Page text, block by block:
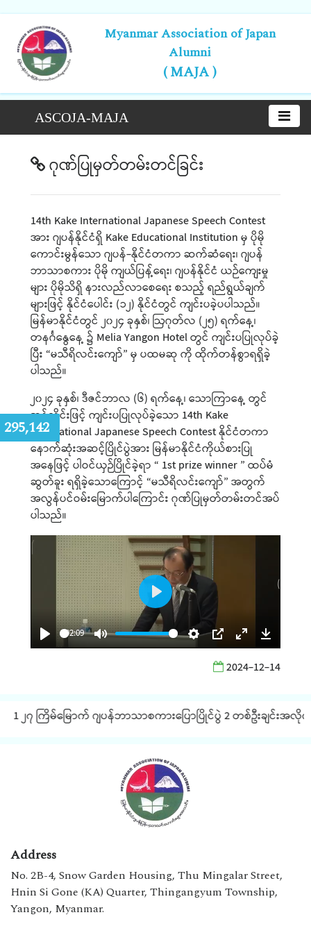
Myanmar Association of Japan
Alumni
( MAJA )
ASCOJA-MAJA
ဂုဏ်ပြုမှတ်တမ်းတင်ခြင်း
14th Kake International Japanese Speech Contest
အား ဂျပန်နိုင်ငံရှိ Kake Educational Institution မှ ပိုမို
ကောင်းမွန်သော ဂျပန်-နိုင်ငံတကာ ဆက်ဆံရေး၊ ဂျပန်
ဘာသာစကား ပိုမို ကျယ်ပြန့်ရေး၊ ဂျပန်နိုင်ငံ ယဉ်ကျေးမှု
များ ပိုမိုသိရှိ နားလည်လာစေရေး စသည့် ရည်ရွယ်ချက်
များဖြင့် နိုင်ငံပေါင်း (၁၂) နိုင်ငံတွင် ကျင်းပခဲ့ပပါသည်။
မြန်မာနိုင်ငံတွင် ၂၀၂၄ ခုနှစ်၊ ဩဂုတ်လ (၂၅) ရက်နေ့၊
တနင်္ဂနွေနေ့ ၌ Melia Yangon Hotel တွင် ကျင်းပပြုလုပ်ခဲ့
ပြီး “မသီရိလင်းကျော်” မှ ပထမဆု ကို ထိုက်တန်စွာရရှိခဲ့
ပါသည်။
၂၀၂၄ ခုနှစ်၊ ဒီဇင်ဘာလ (၆) ရက်နေ့၊ သောကြာနေ့ တွင်
အွန်လိုင်းဖြင့် ကျင်းပပြုလုပ်ခဲ့သော 14th Kake
International Japanese Speech Contest နိုင်ငံတကာ
နောက်ဆုံးအဆင့်ပြိုင်ပွဲအား မြန်မာနိုင်ငံကိုယ်စားပြု
အနေဖြင့် ပါဝင်ယှဉ်ပြိုင်ခဲ့ရာ “ 1st prize winner ” ထပ်မံ
ဆွတ်ခူး ရရှိခဲ့သောကြောင့် “မသီရိလင်းကျော်” အတွက်
အလွန်ပင်ဝမ်းမြောက်ပါကြောင်း ဂုဏ်ပြုမှတ်တမ်းတင်အပ်
ပါသည်။
Play
02:09
Mute Settings
PIP Enter
fullscreen
Play
2024-12-14
1 ၂၇ ကြိမ်မြောက် ဂျပန်ဘာသာစကားပြောပြိုင်ပွဲ 2 တစ်ဦးချင်းအလိုက်
Address
No. 2B-4, Snow Garden Housing, Thu Mingalar Street,
Hnin Si Gone (KA) Quarter, Thingangyum Township,
Yangon, Myanmar.
295,142